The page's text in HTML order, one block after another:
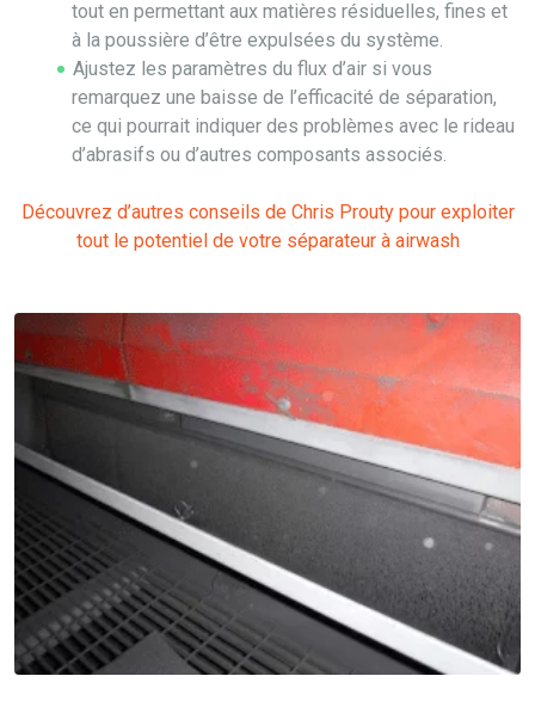
tout en permettant aux matières résiduelles, fines et
à la poussière d’être expulsées du système.
Ajustez les paramètres du flux d’air si vous
remarquez une baisse de l’efficacité de séparation,
ce qui pourrait indiquer des problèmes avec le rideau
d’abrasifs ou d’autres composants associés.
Découvrez d’autres conseils de Chris Prouty pour exploiter
tout le potentiel de votre séparateur à airwash